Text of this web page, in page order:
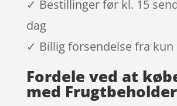
✓ Bestillinger før kl. 15
dag
✓ Billig forsendelse fra kun
Fordele ved at
med